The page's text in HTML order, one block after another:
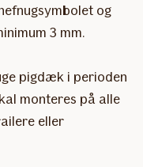
og
3 mm.
pigdæk i perioden
monteres på alle
eller